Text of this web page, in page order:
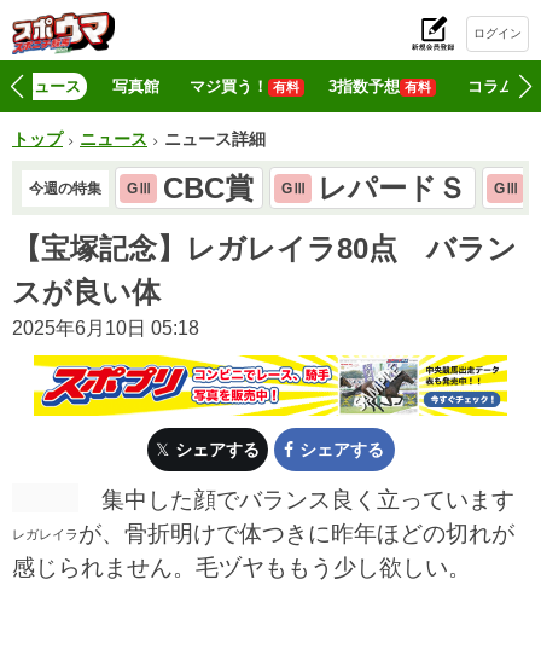
ログイン
ニュース 写真館 マジ買う！ 有料 3指数予想 有料 コラム
トップ ニュース ニュース詳細
今週の特集 GⅢ CBC賞 GⅢ レパードＳ GⅢ
【宝塚記念】レガレイラ80点 バラン
スが良い体
2025年6月10日 05:18
シェアする シェアする
レガレイラ
集中した顔でバランス良く立っています
が、骨折明けで体つきに昨年ほどの切れが
感じられません。毛ヅヤももう少し欲しい。